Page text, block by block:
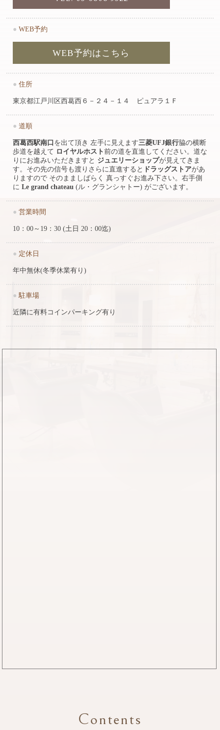
● WEB予約
WEB予約はこちら
● 住所
東京都江戸川区西葛西６－２４－１４ ピュアラ１Ｆ
● 道順
西葛西駅南口 を出て頂き 左手に見えます三菱UFJ銀行脇の横断
歩道を越えて ロイヤルホスト 前の道を直進してください。道な
りにお進みいただきますと ジュエリーショップが見えてきま
す。その先の信号も渡りさらに直進すると ドラッグストアがあ
りますので そのまましばらく 真っすぐお進み下さい。右手側
に Le grand chateau (ル・グランシャトー) がございます。
● 営業時間
10：00～19：30 (土日 20：00迄)
● 定休日
年中無休(冬季休業有り)
● 駐車場
近隣に有料コインパーキング有り
Contents